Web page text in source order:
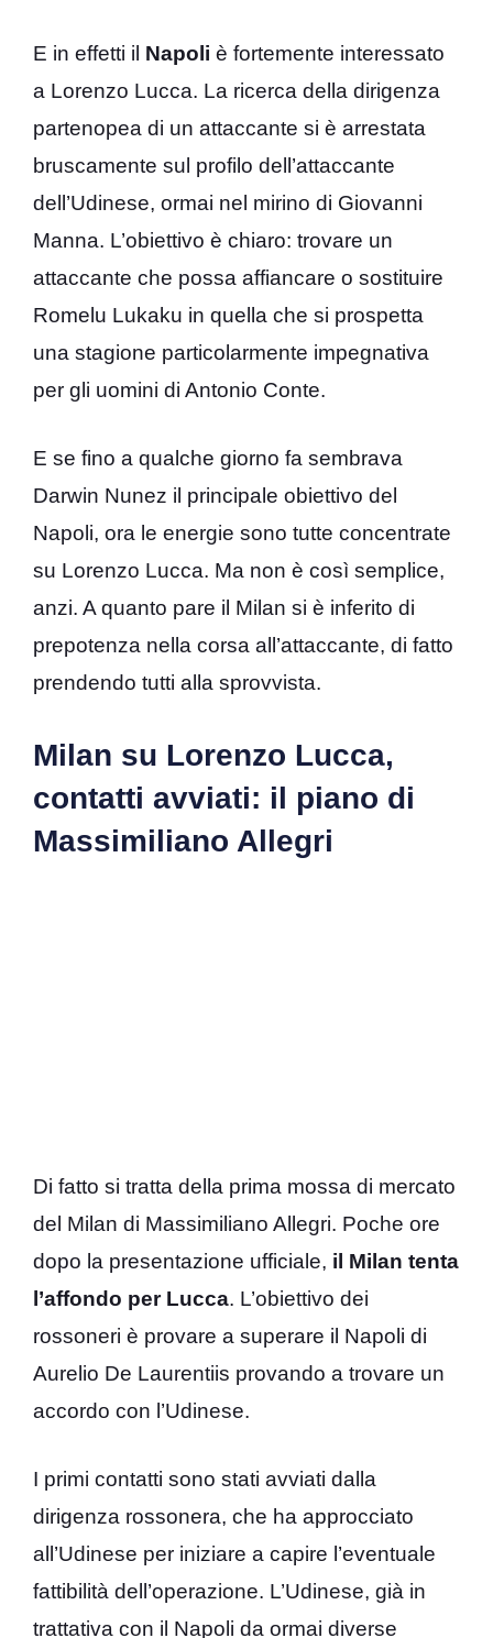
E in effetti il Napoli è fortemente interessato
a Lorenzo Lucca. La ricerca della dirigenza
partenopea di un attaccante si è arrestata
bruscamente sul profilo dell’attaccante
dell’Udinese, ormai nel mirino di Giovanni
Manna. L’obiettivo è chiaro: trovare un
attaccante che possa affiancare o sostituire
Romelu Lukaku in quella che si prospetta
una stagione particolarmente impegnativa
per gli uomini di Antonio Conte.
E se fino a qualche giorno fa sembrava
Darwin Nunez il principale obiettivo del
Napoli, ora le energie sono tutte concentrate
su Lorenzo Lucca. Ma non è così semplice,
anzi. A quanto pare il Milan si è inferito di
prepotenza nella corsa all’attaccante, di fatto
prendendo tutti alla sprovvista.
Milan su Lorenzo Lucca,
contatti avviati: il piano di
Massimiliano Allegri
Di fatto si tratta della prima mossa di mercato
del Milan di Massimiliano Allegri. Poche ore
dopo la presentazione ufficiale, il Milan tenta
l’affondo per Lucca. L’obiettivo dei
rossoneri è provare a superare il Napoli di
Aurelio De Laurentiis provando a trovare un
accordo con l’Udinese.
I primi contatti sono stati avviati dalla
dirigenza rossonera, che ha approcciato
all’Udinese per iniziare a capire l’eventuale
fattibilità dell’operazione. L’Udinese, già in
trattativa con il Napoli da ormai diverse